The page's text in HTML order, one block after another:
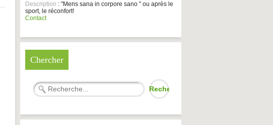
Description : "Mens sana in corpore sano " ou après le
sport, le réconfort!
Contact
Chercher